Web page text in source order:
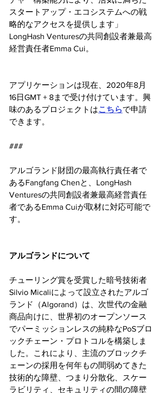
スタートアップ・エコシステムへの戦
略的なアクセスを提供します」
LongHash Venturesの共同創設者兼最高
経営責任者Emma Cui。
アプリケーションは現在、2020年8月
16日GMT + 8まで受け付けています。興
味のあるプロジェクトはこちらで申請
できます。
###
アルゴランド財団の最高執行責任者で
あるFangfang Chenと、LongHash
Venturesの共同創設者兼最高経営責任
者であるEmma Cuiが取材に対応可能で
す。
アルゴランドについて
チューリング賞を受賞した暗号技術者
Silvio Micaliによって設立されたアルゴ
ランド（Algorand）は、次世代の金融
商品向けに、世界初のオープンソース
でパーミッションレスの純粋なPoSブロ
ックチェーン・プロトコルを構築しま
した。これにより、主流のブロックチ
ェーンの採用を何年もの間弱めてきた
技術的な障壁、つまり分散化、スケー
ラビリティ、セキュリティの間の障壁